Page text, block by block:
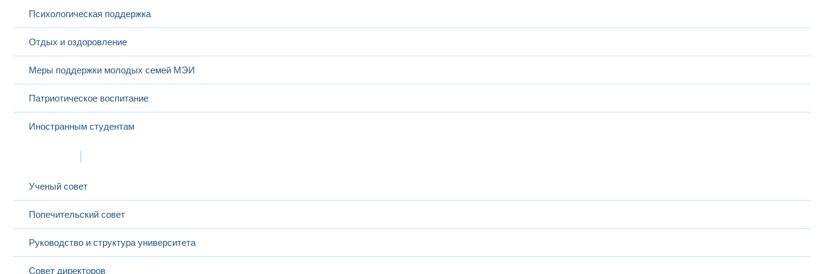
Психологическая поддержка
Отдых и оздоровление
Меры поддержки молодых семей МЭИ
Патриотическое воспитание
Иностранным студентам
Ученый совет
Попечительский совет
Руководство и структура университета
Совет директоров